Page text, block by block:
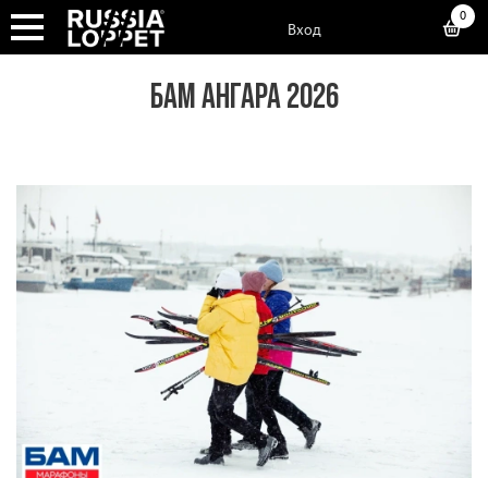
Вход
0
БАМ АНГАРА 2026